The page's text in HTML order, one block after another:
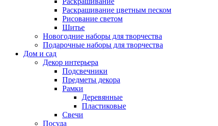
Раскрашивание цветным песком
Рисование светом
Шитье
Новогодние наборы для творчества
Подарочные наборы для творчества
Дом и сад
Декор интерьера
Подсвечники
Предметы декора
Рамки
Деревянные
Пластиковые
Свечи
Посуда